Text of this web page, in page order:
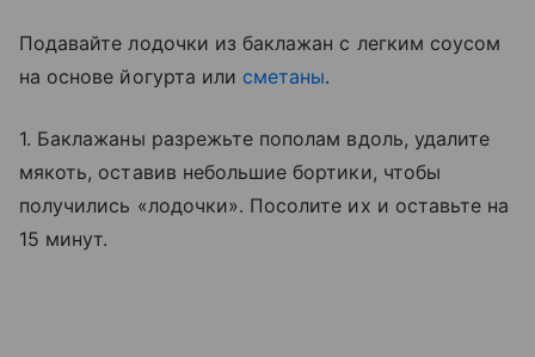
Подавайте лодочки из баклажан с легким соусом
на основе йогурта или сметаны.
1. Баклажаны разрежьте пополам вдоль, удалите
мякоть, оставив небольшие бортики, чтобы
получились «лодочки». Посолите их и оставьте на
15 минут.